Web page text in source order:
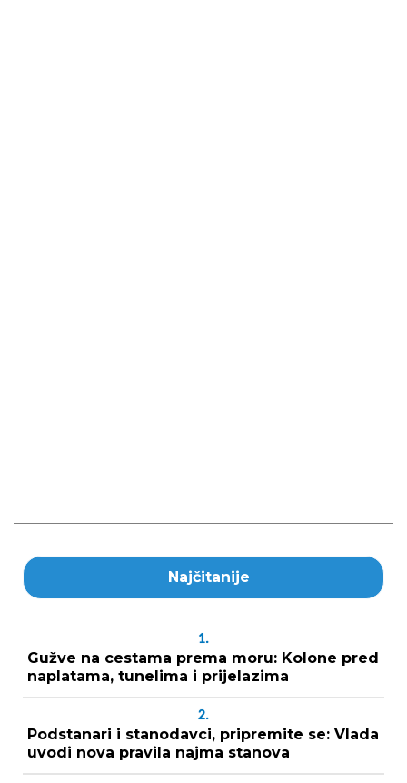
Najčitanije
1.
Gužve na cestama prema moru: Kolone pred
naplatama, tunelima i prijelazima
2.
Podstanari i stanodavci, pripremite se: Vlada
uvodi nova pravila najma stanova